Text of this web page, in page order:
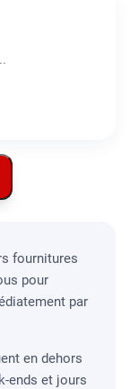
fournitures
pour
par
en dehors
ends et jours